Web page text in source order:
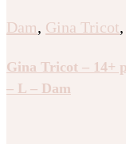
Dam, Gina Tricot,
Gina Tricot – 14+
– L – Dam